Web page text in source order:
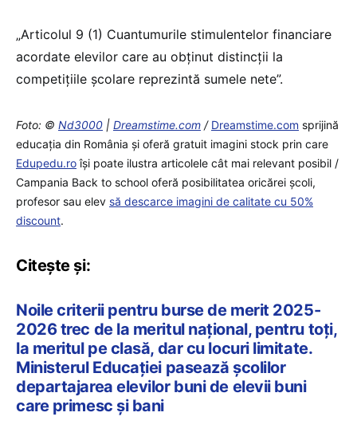
„Articolul 9 (1) Cuantumurile stimulentelor financiare
acordate elevilor care au obținut distincții la
competițiile școlare reprezintă sumele nete”.
Foto: © Nd3000 | Dreamstime.com / Dreamstime.com sprijină
educaţia din România şi oferă gratuit imagini stock prin care
Edupedu.roîşi poate ilustra articolele cât mai relevant posibil /
Campania Back to school oferă posibilitatea oricărei școli,
profesor sau elev să descarce imagini de calitate cu 50%
discount.
Citește și:
Noile criterii pentru burse de merit 2025-
2026 trec de la meritul național, pentru toți,
la meritul pe clasă, dar cu locuri limitate.
Ministerul Educației pasează școlilor
departajarea elevilor buni de elevii buni
care primesc și bani